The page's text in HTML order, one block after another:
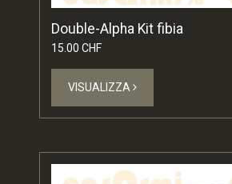
Double-Alpha Kit fibia
15.00 CHF
VISUALIZZA